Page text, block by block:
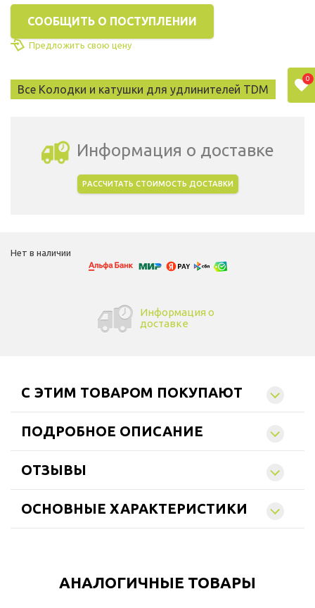
СООБЩИТЬ О ПОСТУПЛЕНИИ
Предложить свою цену
Все Колодки и катушки для удлинителей TDM
Информация о доставке
РАССЧИТАТЬ СТОИМОСТЬ ДОСТАВКИ
Нет в наличии
Информация о
доставке
C ЭТИМ ТОВАРОМ ПОКУПАЮТ
ПОДРОБНОЕ ОПИСАНИЕ
ОТЗЫВЫ
ОСНОВНЫЕ ХАРАКТЕРИСТИКИ
АНАЛОГИЧНЫЕ ТОВАРЫ
0